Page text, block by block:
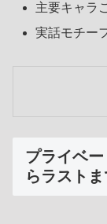
主要キャラ
実話モチー
プライベ
らラスト